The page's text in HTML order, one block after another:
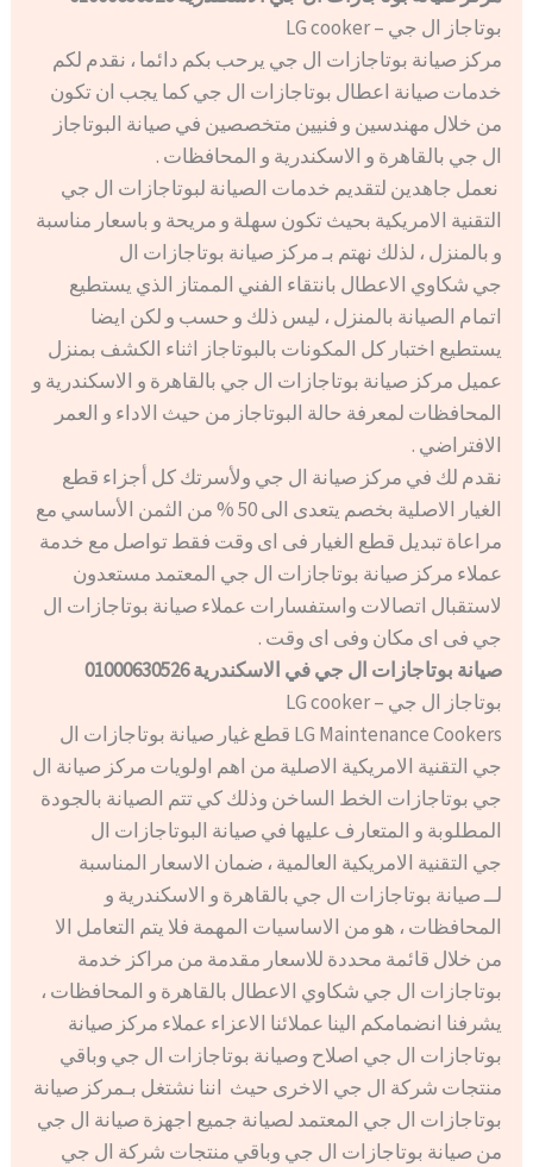
بوتاجاز ال جي – LG cooker
مركز صيانة بوتاجازات ال جي يرحب بكم دائما ، نقدم لكم
خدمات صيانة اعطال بوتاجازات ال جي كما يجب ان تكون
من خلال مهندسين و فنيين متخصصين في صيانة البوتاجاز
ال جي بالقاهرة و الاسكندرية و المحافظات .
نعمل جاهدين لتقديم خدمات الصيانة لبوتاجازات ال جي
التقنية الامريكية بحيث تكون سهلة و مريحة و باسعار مناسبة
و بالمنزل ، لذلك نهتم بـ مركز صيانة بوتاجازات ال
جي شكاوي الاعطال بانتقاء الفني الممتاز الذي يستطيع
اتمام الصيانة بالمنزل ، ليس ذلك و حسب و لكن ايضا
يستطيع اختبار كل المكونات بالبوتاجاز اثناء الكشف بمنزل
عميل مركز صيانة بوتاجازات ال جي بالقاهرة و الاسكندرية و
المحافظات لمعرفة حالة البوتاجاز من حيث الاداء و العمر
الافتراضي .
نقدم لك في مركز صيانة ال جي ولأسرتك كل أجزاء قطع
الغيار الاصلية بخصم يتعدى الى 50 % من الثمن الأساسي مع
مراعاة تبديل قطع الغيار فى اى وقت فقط تواصل مع خدمة
عملاء مركز صيانة بوتاجازات ال جي المعتمد مستعدون
لاستقبال اتصالات واستفسارات عملاء صيانة بوتاجازات ال
جي فى اى مكان وفى اى وقت .
صيانة بوتاجازات ال جي في الاسكندرية 01000630526
بوتاجاز ال جي – LG cooker
LG Maintenance Cookers قطع غيار صيانة بوتاجازات ال
جي التقنية الامريكية الاصلية من اهم اولويات مركز صيانة ال
جي بوتاجازات الخط الساخن وذلك كي تتم الصيانة بالجودة
المطلوبة و المتعارف عليها في صيانة البوتاجازات ال
جي التقنية الامريكية العالمية ، ضمان الاسعار المناسبة
لــ صيانة بوتاجازات ال جي بالقاهرة و الاسكندرية و
المحافظات ، هو من الاساسيات المهمة فلا يتم التعامل الا
من خلال قائمة محددة للاسعار مقدمة من مراكز خدمة
بوتاجازات ال جي شكاوي الاعطال بالقاهرة و المحافظات ،
يشرفنا انضمامكم الينا عملائنا الاعزاء عملاء مركز صيانة
بوتاجازات ال جي اصلاح وصيانة بوتاجازات ال جي وباقي
منتجات شركة ال جي الاخرى حيث اننا نشتغل بـمركز صيانة
بوتاجازات ال جي المعتمد لصيانة جميع اجهزة صيانة ال جي
من صيانة بوتاجازات ال جي وباقي منتجات شركة ال جي